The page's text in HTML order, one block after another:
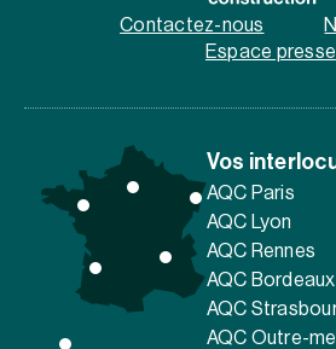
Contactez-nous
Espace presse
Vos
AQC Paris
AQC Lyon
AQC Rennes
AQC Bordeaux
AQC
AQC Outre-